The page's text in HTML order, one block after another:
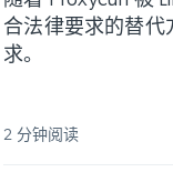
合法律要求的替代
求。
2 分钟阅读